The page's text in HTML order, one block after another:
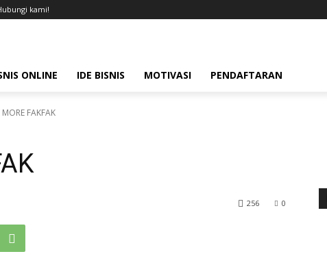
kami!
ONLINE IDE BISNIS MOTIVASI PENDAFTARAN
FAKFAK
0
256